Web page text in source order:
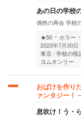
あの日の学校
偶然の再会 学校
★50
ホラー
2023年7月30日
東京 学校の怪
ヨムオンリー
おばけを作り
ァンタジー！
息吹け！う・